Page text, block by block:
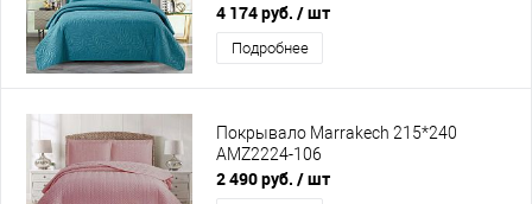
4 174 руб. / шт
Подробнее
Покрывало Marrakech 215*240
AMZ2224-106
2 490 руб. / шт